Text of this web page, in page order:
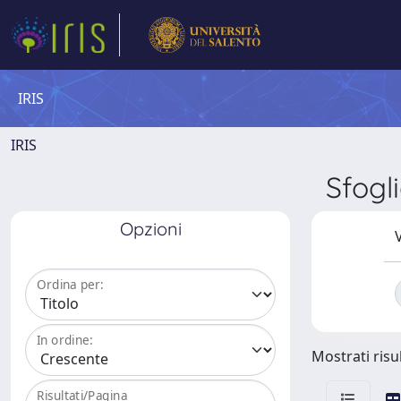
IRIS
IRIS
Opzioni
Ordina per:
In ordine:
Risultati/Pagina
Mostrati